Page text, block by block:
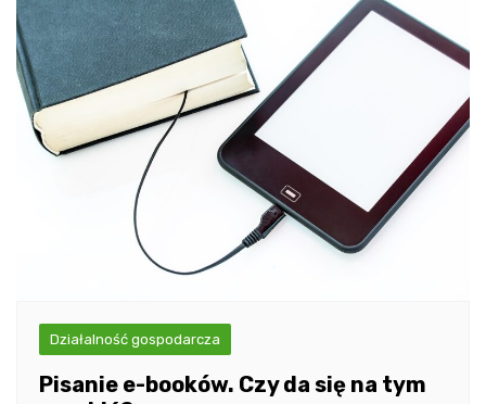
Działalność gospodarcza
Pisanie e-booków. Czy da się na tym